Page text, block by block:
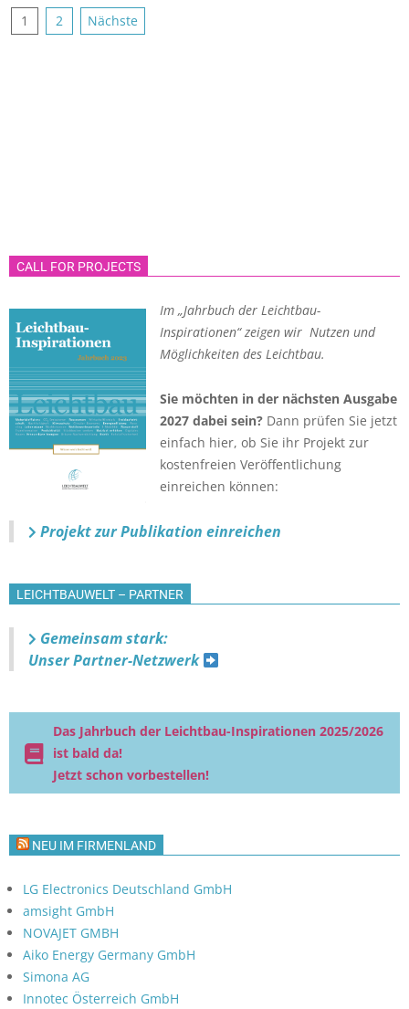
Seitennummerierung
1 2 Nächste
CALL FOR PROJECTS
Im „Jahrbuch der Leichtbau-
Inspirationen“ zeigen wir Nutzen und
Möglichkeiten des Leichtbau.
Sie möchten in der nächsten Ausgabe
2027 dabei sein? Dann prüfen Sie jetzt
einfach hier, ob Sie ihr Projekt zur
kostenfreien Veröffentlichung
einreichen können:
Projekt zur Publikation einreichen
LEICHTBAUWELT – PARTNER
Gemeinsam stark:
Unser Partner-Netzwerk
Das Jahrbuch der Leichtbau-Inspirationen 2025/2026
ist bald da!
Jetzt schon vorbestellen!
NEU IM FIRMENLAND
LG Electronics Deutschland GmbH
amsight GmbH
NOVAJET GMBH
Aiko Energy Germany GmbH
Simona AG
Innotec Österreich GmbH